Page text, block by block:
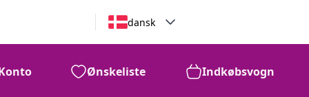
dansk
Ønskeliste Indkøbsvogn